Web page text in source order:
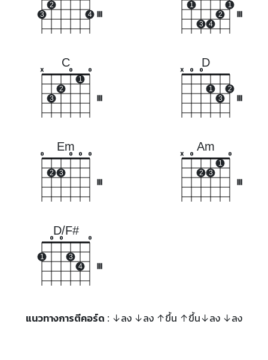
3
2
4
1
3 4
2
1
C
x
3
2
o
1
o
D
x o o
1
3
2
Em
o
2 3
o o o
Am
x o
2 3
1
o
D/F#
1
o o
3
4
o
แนวทางการตีคอร์ด : ↓ลง ↓ลง ↑ขึ้น ↑ขึ้น↓ลง ↓ลง